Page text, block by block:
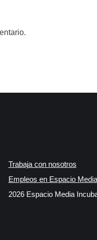
Trabaja con nosotros
Empleos en Espacio
2026 Espacio Media